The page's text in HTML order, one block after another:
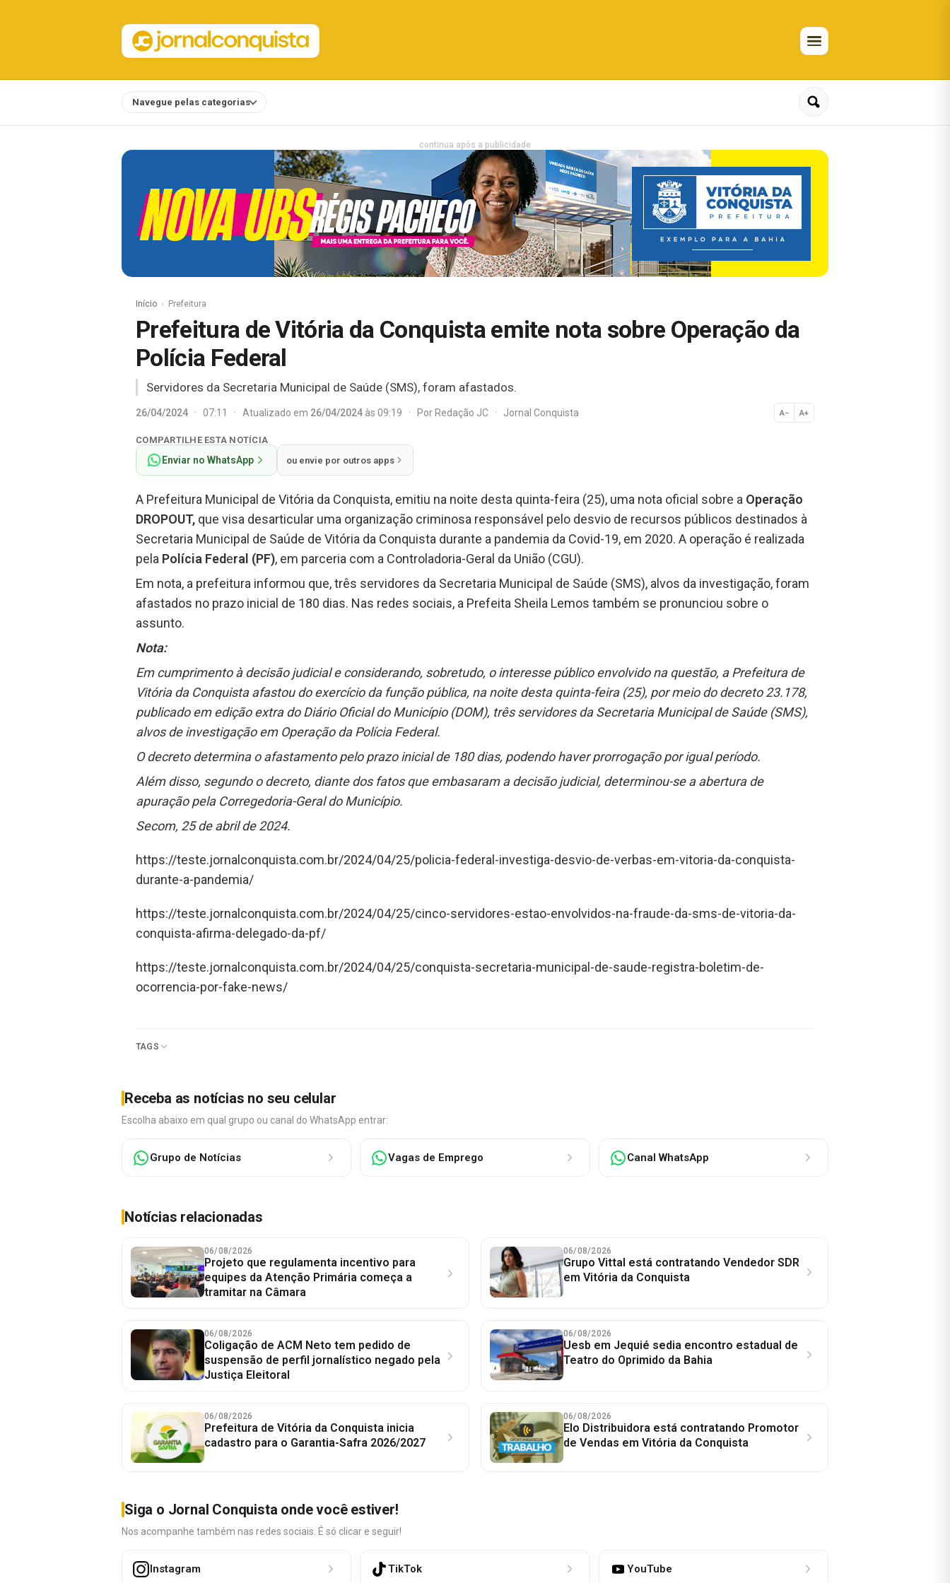
Navegue pelas categorias
continua após a publicidade
Início Prefeitura
Prefeitura de Vitória da Conquista emite nota sobre Operação da
Polícia Federal
Servidores da Secretaria Municipal de Saúde (SMS), foram afastados.
26/04/2024 · 07:11 · Atualizado em 26/04/2024 às 09:19 · PorRedação JC · Jornal Conquista A− A+
Normal
COMPARTILHE ESTA NOTÍCIA
Enviar no WhatsApp ou envie por outros apps
A Prefeitura Municipal de Vitória da Conquista, emitiu na noite desta quinta-feira (25), uma nota oficial sobre a Operação
DROPOUT, que visa desarticular uma organização criminosa responsável pelo desvio de recursos públicos destinados à
Secretaria Municipal de Saúde de Vitória da Conquista durante a pandemia da Covid-19, em 2020. A operação é realizada
pela Polícia Federal (PF), em parceria com a Controladoria-Geral da União (CGU).
Em nota, a prefeitura informou que, três servidores da Secretaria Municipal de Saúde (SMS), alvos da investigação, foram
afastados no prazo inicial de 180 dias. Nas redes sociais, a Prefeita Sheila Lemos também se pronunciou sobre o
assunto.
Nota:
Em cumprimento à decisão judicial e considerando, sobretudo, o interesse público envolvido na questão, a Prefeitura de
Vitória da Conquista afastou do exercício da função pública, na noite desta quinta-feira (25), por meio do decreto 23.178,
publicado em edição extra do Diário Oficial do Município (DOM), três servidores da Secretaria Municipal de Saúde (SMS),
alvos de investigação em Operação da Polícia Federal.
O decreto determina o afastamento pelo prazo inicial de 180 dias, podendo haver prorrogação por igual período.
Além disso, segundo o decreto, diante dos fatos que embasaram a decisão judicial, determinou-se a abertura de
apuração pela Corregedoria-Geral do Município.
Secom, 25 de abril de 2024.
https://teste.jornalconquista.com.br/2024/04/25/policia-federal-investiga-desvio-de-verbas-em-vitoria-da-conquista-
durante-a-pandemia/
https://teste.jornalconquista.com.br/2024/04/25/cinco-servidores-estao-envolvidos-na-fraude-da-sms-de-vitoria-da-
conquista-afirma-delegado-da-pf/
https://teste.jornalconquista.com.br/2024/04/25/conquista-secretaria-municipal-de-saude-registra-boletim-de-
ocorrencia-por-fake-news/
TAGS
Receba as notícias no seu celular
Escolha abaixo em qual grupo ou canal do WhatsApp entrar:
Grupo de Notícias Vagas de Emprego Canal WhatsApp
Notícias relacionadas
06/08/2026
Projeto que regulamenta incentivo para
equipes da Atenção Primária começa a
tramitar na Câmara
06/08/2026
Grupo Vittal está contratando Vendedor SDR
em Vitória da Conquista
06/08/2026
Coligação de ACM Neto tem pedido de
suspensão de perfil jornalístico negado pela
Justiça Eleitoral
06/08/2026
Uesb em Jequié sedia encontro estadual de
Teatro do Oprimido da Bahia
06/08/2026
Prefeitura de Vitória da Conquista inicia
cadastro para o Garantia-Safra 2026/2027
06/08/2026
Elo Distribuidora está contratando Promotor
de Vendas em Vitória da Conquista
Siga o Jornal Conquista onde você estiver!
Nos acompanhe também nas redes sociais. É só clicar e seguir!
Instagram TikTok YouTube